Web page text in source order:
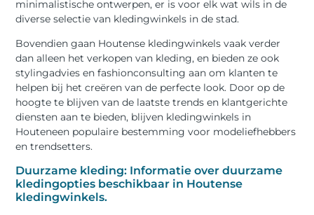
minimalistische ontwerpen, er is voor elk wat wils in de
diverse selectie van kledingwinkels in de stad.
Bovendien gaan Houtense kledingwinkels vaak verder
dan alleen het verkopen van kleding, en bieden ze ook
stylingadvies en fashionconsulting aan om klanten te
helpen bij het creëren van de perfecte look. Door op de
hoogte te blijven van de laatste trends en klantgerichte
diensten aan te bieden, blijven kledingwinkels in
Houteneen populaire bestemming voor modeliefhebbers
en trendsetters.
Duurzame kleding: Informatie over duurzame
kledingopties beschikbaar in Houtense
kledingwinkels.